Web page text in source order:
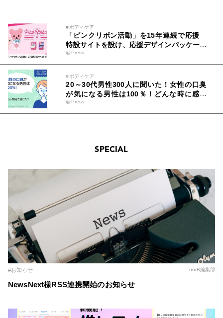
#ボディケア
「ピンクリボン活動」を15年連続で応援
特設サイトを設け、応援デザインパッケージ
を発売
@Press
#ボディケア
20～30代男性300人に聞いた！女性の口臭
が気になる男性は100％！どんな時に感じ
た？～セルフ美容デンタルサロン『デンタル
ラバー』が調査データを公開～
@Press
SPECIAL
#お知らせ uniB編集部
NewsNext様RSS連携開始のお知らせ